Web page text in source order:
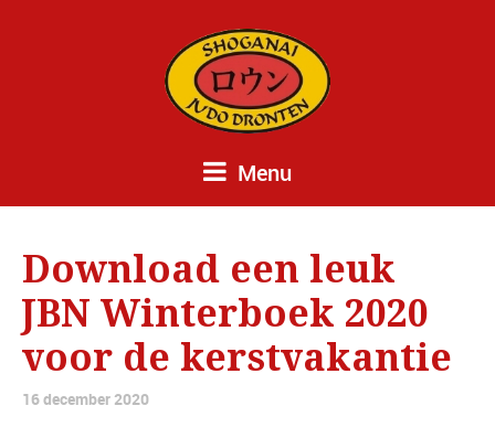
Menu
Download een leuk
JBN Winterboek 2020
voor de kerstvakantie
16 december 2020